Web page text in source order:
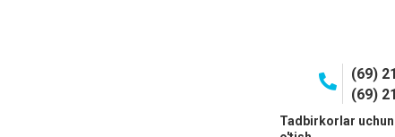
(69)
(69)
Tadbirkorlar